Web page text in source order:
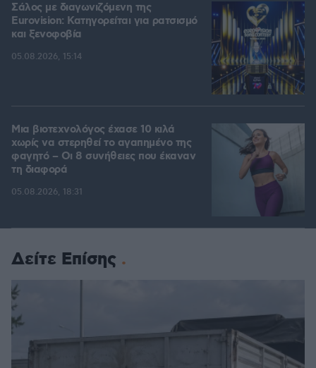
Σάλος με διαγωνιζόμενη της
Eurovision: Κατηγορείται για ρατσισμό
και ξενοφοβία
05.08.2026, 15:14
Μια βιοτεχνολόγος έχασε 10 κιλά
χωρίς να στερηθεί το αγαπημένο της
φαγητό – Οι 8 συνήθειες που έκαναν
τη διαφορά
05.08.2026, 18:31
Δείτε Επίσης